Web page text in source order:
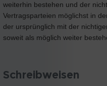
weiterhin bestehen und der
Vertragsparteien möglichst in
der ursprünglich mit der
soweit als möglich weiter
Schreibweisen